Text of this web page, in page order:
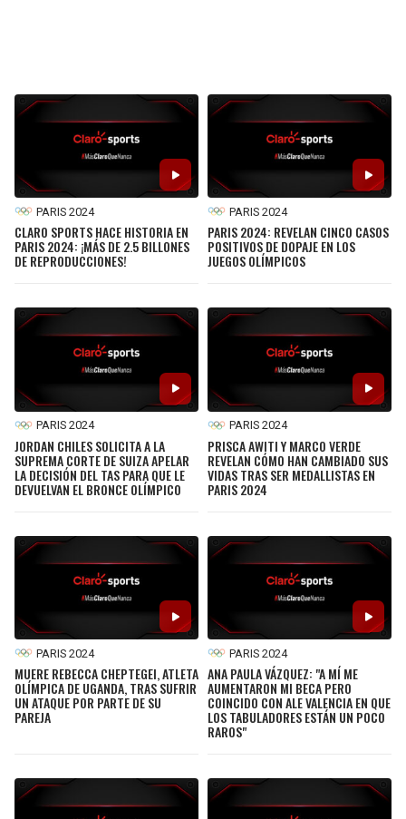
PARIS 2024
CLARO SPORTS HACE HISTORIA EN
PARIS 2024: ¡MÁS DE 2.5 BILLONES
DE REPRODUCCIONES!
PARIS 2024
PARIS 2024: REVELAN CINCO CASOS
POSITIVOS DE DOPAJE EN LOS
JUEGOS OLÍMPICOS
PARIS 2024
JORDAN CHILES SOLICITA A LA
SUPREMA CORTE DE SUIZA APELAR
LA DECISIÓN DEL TAS PARA QUE LE
DEVUELVAN EL BRONCE OLÍMPICO
PARIS 2024
PRISCA AWITI Y MARCO VERDE
REVELAN CÓMO HAN CAMBIADO SUS
VIDAS TRAS SER MEDALLISTAS EN
PARIS 2024
PARIS 2024
MUERE REBECCA CHEPTEGEI, ATLETA
OLÍMPICA DE UGANDA, TRAS SUFRIR
UN ATAQUE POR PARTE DE SU
PAREJA
PARIS 2024
ANA PAULA VÁZQUEZ: "A MÍ ME
AUMENTARON MI BECA PERO
COINCIDO CON ALE VALENCIA EN QUE
LOS TABULADORES ESTÁN UN POCO
RAROS"